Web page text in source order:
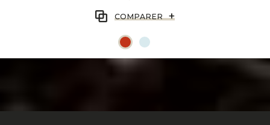
COMPARER +